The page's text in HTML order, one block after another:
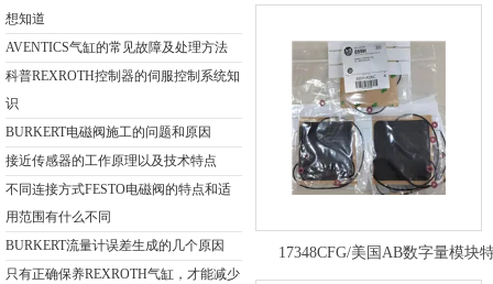
想知道
AVENTICS气缸的常见故障及处理方法
科普REXROTH控制器的伺服控制系统知
识
BURKERT电磁阀施工的问题和原因
接近传感器的工作原理以及技术特点
不同连接方式FESTO电磁阀的特点和适
用范围有什么不同
BURKERT流量计误差生成的几个原因
只有正确保养REXROTH气缸，才能减少
17348CFG/美国AB数字量模块